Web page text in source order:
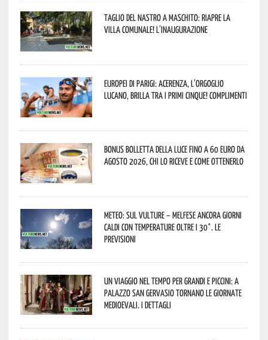
Taglio del nastro a Maschito: riapre la
Villa Comunale! L’inaugurazione
Europei di Parigi: Acerenza, l’orgoglio
lucano, brilla tra i primi cinque! Complimenti
Bonus bolletta della luce fino a 60 euro da
agosto 2026, chi lo riceve e come ottenerlo
Meteo: sul Vulture – melfese ancora giorni
caldi con temperature oltre i 30°. Le
previsioni
Un viaggio nel tempo per grandi e piccini: a
Palazzo San Gervasio tornano le Giornate
Medioevali. I dettagli